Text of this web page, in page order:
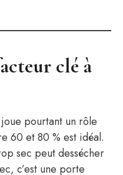
clé à
pourtant un rôle
60 et 80 % est idéal.
sec peut dessécher
c’est une porte